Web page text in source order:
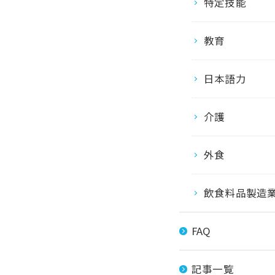
教育
日本語力
介護
外食
飲食料品製造
FAQ
記事一覧